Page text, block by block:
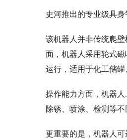
史河推出的专业级具
该机器人并非传统爬
面，机器人采用轮式
运行，适用于化工储罐
操作能力方面，机器
除锈、喷涂、检测等
更重要的是，机器人